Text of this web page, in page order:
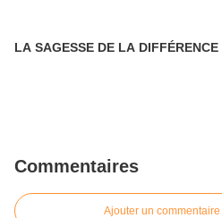
LA SAGESSE DE LA DIFFÉRENCE
Commentaires
Ajouter un commentaire